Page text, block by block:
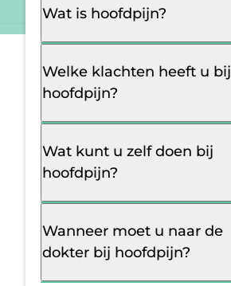
Wat is hoofdpijn?
Welke klachten heeft u bij
hoofdpijn?
Wat kunt u zelf doen bij
hoofdpijn?
Wanneer moet u naar de
dokter bij hoofdpijn?